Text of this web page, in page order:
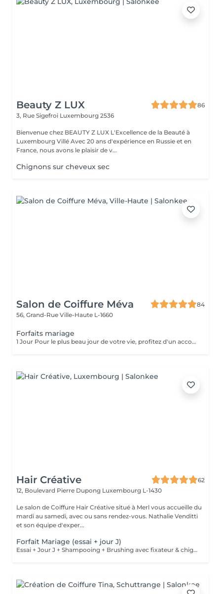
Beauty Z LUX
86
3, Rue Sigefroi Luxembourg 2536
Bienvenue chez BEAUTY Z LUX L'Excellence de la Beauté à
Luxembourg Villé Avec 20 ans d'expérience en Russie et en
France, nous avons le plaisir de v...
Chignons sur cheveux sec
Salon de Coiffure Méva
84
56, Grand-Rue Ville-Haute L-1660
Forfaits mariage
1 Jour Pour le plus beau jour de votre vie, profitez d'un accompagnement sur-mesure. Notre forfait mariage comprend un essai coiffure afin de définir le style parfait, en harmonie avec votre robe et votre personnalité. Le jour J, nous réalisons une coiffure élégante et durable chignon raffiné, coiffure bohème, attaches romantiques ou brushing sophistiqué pour vous sublimer jusqu'au bout de la nuit. Sérénité, expertise et mise en beauté d'exception pour un moment inoubliable.
Hair Créative
62
12, Boulevard Pierre Dupong Luxembourg L-1430
Le salon de Coiffure Hair Créative situé à Merl vous accueille du
mardi au samedi, avec ou sans rendez-vous. Nathalie Venditti
et son équipe d'exper...
Forfait Mariage (essai + jour J)
Essai + Jour J + Shampooing + Brushing avec fixateur & chignon